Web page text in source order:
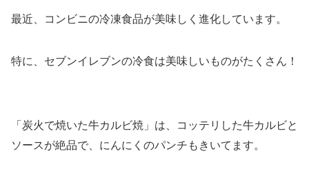
最近、コンビニの冷凍食品が美味しく進化しています。
特に、セブンイレブンの冷食は美味しいものがたくさん！
「炭火で焼いた牛カルビ焼」は、コッテリした牛カルビと
ソースが絶品で、にんにくのパンチもきいてます。